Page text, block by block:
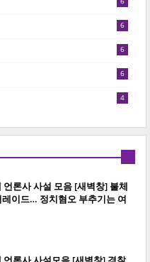
6
6
6
4
언론사 사설 모음 [새벽창] 불체
이드… 정치혐오 부추기는 여